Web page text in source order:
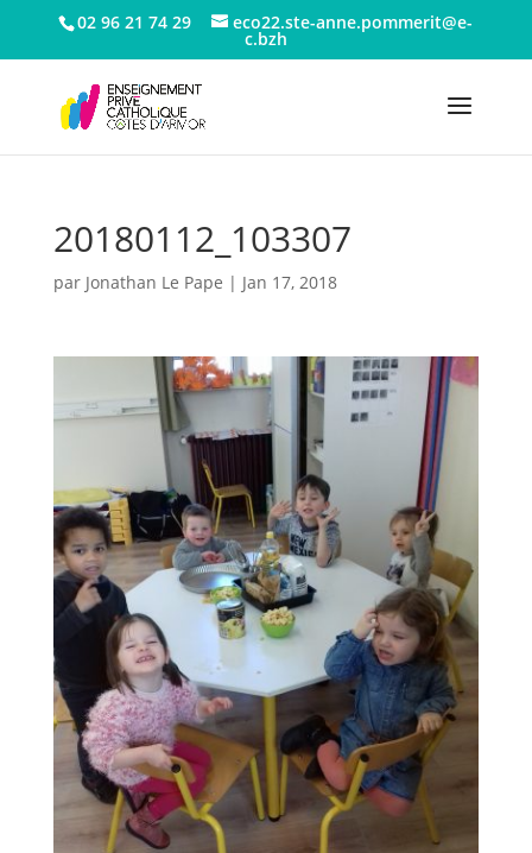
02 96 21 74 29 eco22.ste-anne.pommerit@e-
c.bzh
20180112_103307
par Jonathan Le Pape | Jan 17, 2018